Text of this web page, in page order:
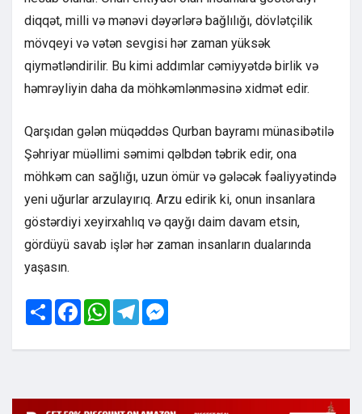
diqqət, milli və mənəvi dəyərlərə bağlılığı, dövlətçilik
mövqeyi və vətən sevgisi hər zaman yüksək
qiymətləndirilir. Bu kimi addımlar cəmiyyətdə birlik və
həmrəyliyin daha da möhkəmlənməsinə xidmət edir.
Qarşıdan gələn müqəddəs Qurban bayramı münasibətilə
Şəhriyar müəllimi səmimi qəlbdən təbrik edir, ona
möhkəm can sağlığı, uzun ömür və gələcək fəaliyyətində
yeni uğurlar arzulayırıq. Arzu edirik ki, onun insanlara
göstərdiyi xeyirxahlıq və qayğı daim davam etsin,
gördüyü savab işlər hər zaman insanların dualarında
yaşasın.
Share FacebookWhatsAppTelegram